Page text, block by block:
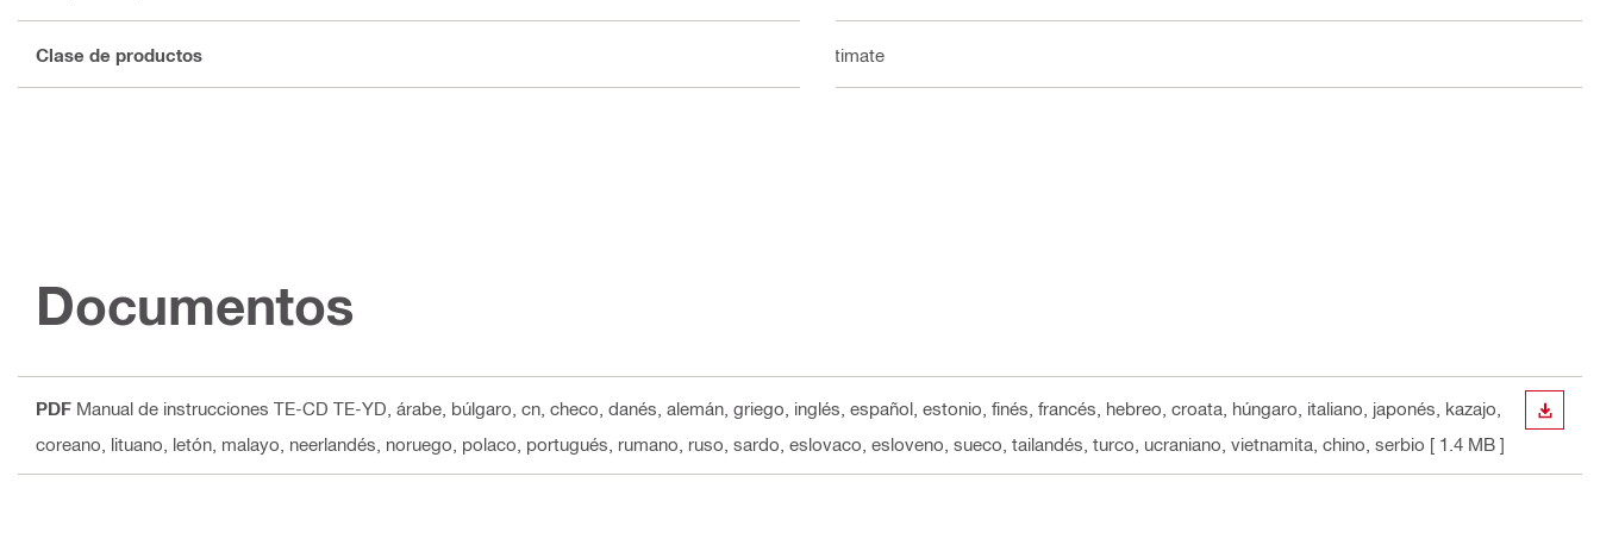
Clase de productos Ultimate
Documentos
PDF Manual de instrucciones TE-CD TE-YD , árabe, búlgaro, cn, checo, danés, alemán, griego, inglés, español, estonio, finés, francés, hebreo, croata, húngaro, italiano, japonés, kazajo,
coreano, lituano, letón, malayo, neerlandés, noruego, polaco, portugués, rumano, ruso, sardo, eslovaco, esloveno, sueco, tailandés, turco, ucraniano, vietnamita, chino, serbio [ 1.4 MB ]